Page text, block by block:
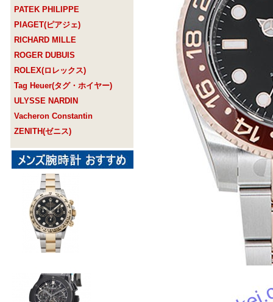
PATEK PHILIPPE
PIAGET(ピアジェ)
RICHARD MILLE
ROGER DUBUIS
ROLEX(ロレックス)
Tag Heuer(タグ・ホイヤー)
ULYSSE NARDIN
Vacheron Constantin
ZENITH(ゼニス)